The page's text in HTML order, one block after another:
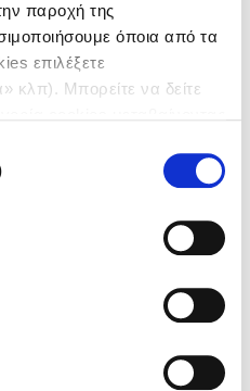
παροχή της
όποια από τα
επιλέξετε
κλπ). Μπορείτε να δείτε
αεροδρόμιο Ελευθέριος
των περιοριστικών μέτρων